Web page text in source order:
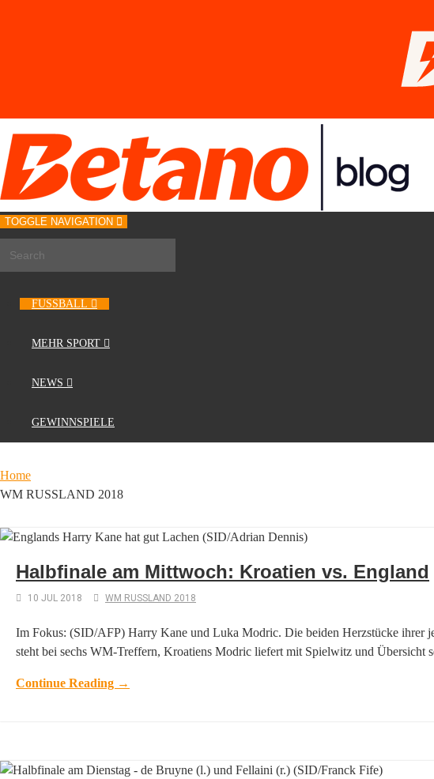
TOGGLE NAVIGATION
FUSSBALL
MEHR SPORT
NEWS
GEWINNSPIELE
Home
WM RUSSLAND 2018
Halbfinale am Mittwoch: Kroatien vs. England
10 JUL 2018 WM RUSSLAND 2018
Im Fokus: (SID/AFP) Harry Kane und Luka Modric. Die beiden Herzstücke ihrer
steht bei sechs WM-Treffern, Kroatiens Modric liefert mit Spielwitz und Übersicht
Continue Reading →